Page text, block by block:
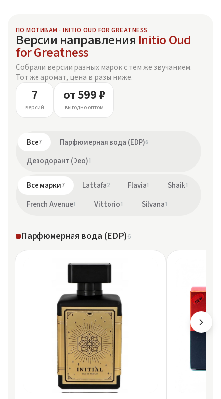
ПО МОТИВАМ · INITIO OUD FOR GREATNESS
Версии направления Initio Oud
for Greatness
Собрали версии разных марок с тем же звучанием.
Тот же аромат, цена в разы ниже.
7
версий
от 599 ₽
выгодно оптом
Все7 Парфюмерная вода (EDP)6
Дезодорант (Deo)1
Все марки7 Lattafa2 Flavia1 Shaik1
French Avenue1 Vittorio1 Silvana1
Парфюмерная вода (EDP)6